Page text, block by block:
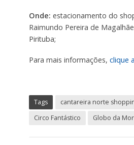
Onde: estacionamento do
Raimundo Pereira de
Pirituba;
Para mais informações, clique
Tags cantareira norte
Circo Fantástico
Globo da